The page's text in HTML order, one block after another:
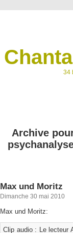
34
Archive
Max und Moritz
Dimanche 30 mai 2010
Max und Moritz:
Clip audio : Le lecteur